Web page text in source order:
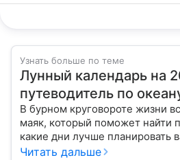
Узнать больше по теме
Лунный календарь на
путеводитель по
В бурном круговороте жизни
маяк, который поможет найти
какие дни лучше планировать
когда стоит уделить больше
Читать дальше